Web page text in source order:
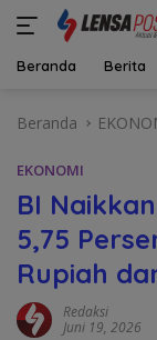
Beranda Berita
Beranda
EKONOMI
BI
5,75
Rupiah
Redaksi
Juni 19, 2026